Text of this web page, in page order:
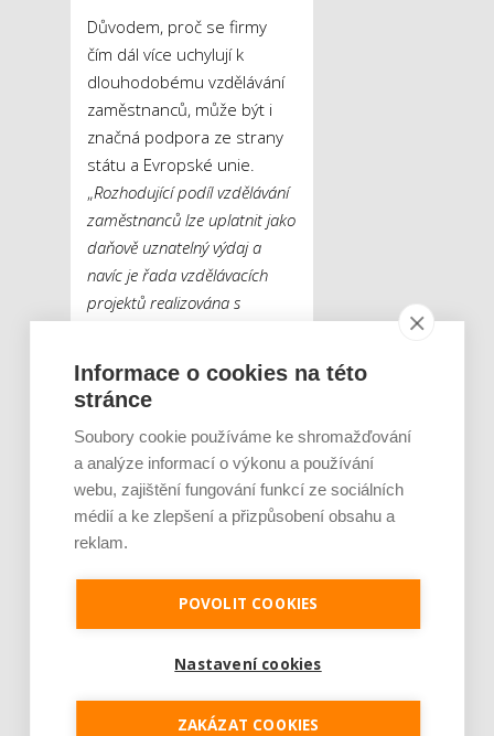
Důvodem, proč se firmy
čím dál více uchylují k
dlouhodobému vzdělávání
zaměstnanců, může být i
značná podpora ze strany
státu a Evropské unie.
„Rozhodující podíl vzdělávání
zaměstnanců lze uplatnit jako
daňově uznatelný výdaj a
navíc je řada vzdělávacích
projektů realizována s
upřesnil Pavel Hulák. V
rámci projektu Podpora
odborného vzdělávání
zaměstnanců, který bude
končit letos v srpnu,
vyčlenilo například
Ministerstvo práce a
sociálních věcí z
Operačního programu
Lidské zdroje a
zaměstnanost celkovou
Z toho může ministerstvo
Informace o cookies na této
stránce
Soubory cookie používáme ke shromažďování
a analýze informací o výkonu a používání
webu, zajištění fungování funkcí ze sociálních
médií a ke zlepšení a přizpůsobení obsahu a
reklam.
POVOLIT COOKIES
Nastavení cookies
ZAKÁZAT COOKIES